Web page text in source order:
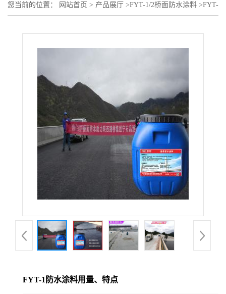
您当前的位置： 网站首页 > 产品展厅 >FYT-1/2桥面防水涂料 >FYT-
FYT-1防水涂料用量、特点